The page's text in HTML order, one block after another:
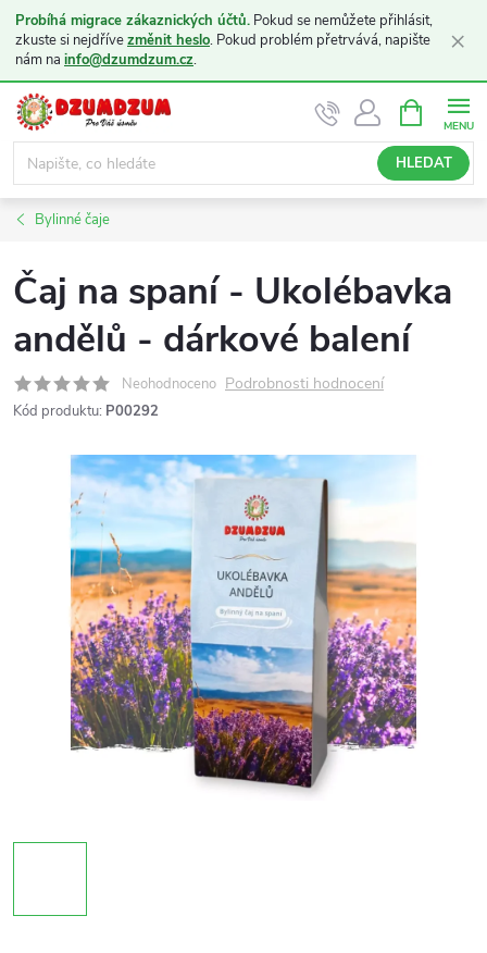
Probíhá migrace zákaznických účtů. Pokud se nemůžete přihlásit,
zkuste si nejdřívezměnit heslo. Pokud problém přetrvává, napište
nám na info@dzumdzum.cz.
×
Přejít
obsah
HLEDAT
NÁKUPNÍ
KOŠÍK
Bylinné čaje
Čaj na spaní - Ukolébavka
andělů - dárkové balení
Neohodnoceno Podrobnosti hodnocení
Kód produktu: P00292